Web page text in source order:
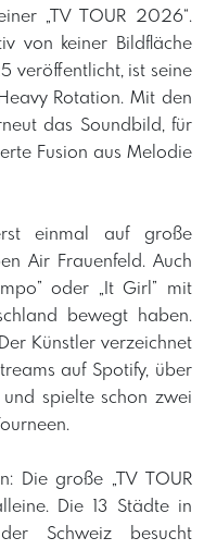
„TV TOUR 2026“.
von keiner Bildfläche
veröffentlicht, ist seine
Rotation. Mit den
das Soundbild, für
Fusion aus Melodie
einmal auf große
Air Frauenfeld. Auch
oder „It Girl” mit
bewegt haben.
Künstler verzeichnet
auf Spotify, über
spielte schon zwei
Die große „TV TOUR
Die 13 Städte in
Schweiz besucht